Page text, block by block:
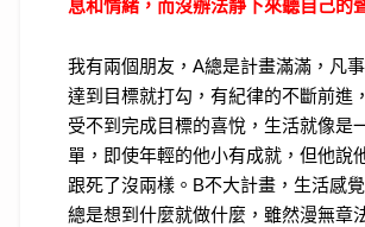
息和情緒，而沒辦法靜下來聽自己的
我有兩個朋友， A總是計畫滿滿，凡
達到目標就打勾，有紀律的不斷前進
受不到完成目標的喜悅，生活就像是
單，即使年輕的他小有成就，但他說
跟死了沒兩樣。 B不大計畫，生活感
總是想到什麼就做什麼，雖然漫無章